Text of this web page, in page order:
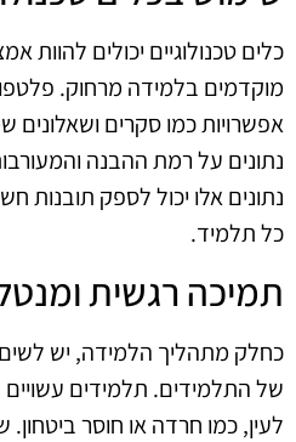
כלים טכנולוגיים יכולים להוות
מוקדמים בלמידה מרחוק.
אפשרויות כמו סקרים
נתונים על רמת ההבנה
נתונים אלו יכול לספק תובנות
כל תלמיד.
תמיכה רגשית
כחלק מתהליך הלמידה, יש
של התלמידים. תלמידים עשויים
לעין, כמו חרדה או חוסר